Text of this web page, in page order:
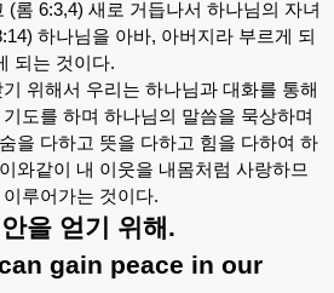
(롬 6:3,4) 새로 거듭나서 하나님의 자녀
하나님을 아바, 아버지라 부르게
되
되는 것이다.
위해서 우리는 하나님과 대화를 통해
기도를 하며 하나님의 말씀을 묵상하며
을 다하고 뜻을 다하고 힘을 다하여 하
이와같이 내 이웃을 내몸처럼 사랑하므
이루어가는 것이다.
을 얻기 위해 .
gain peace in our